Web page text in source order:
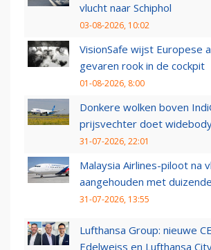
vlucht naar Schiphol
03-08-2026, 10:02
VisionSafe wijst Europese
gevaren rook in de cockpit
01-08-2026, 8:00
Donkere wolken boven
prijsvechter doet
31-07-2026, 22:01
Malaysia Airlines-piloot na
aangehouden met
31-07-2026, 13:55
Lufthansa Group: nieuwe
Edelweiss en Lufthansa